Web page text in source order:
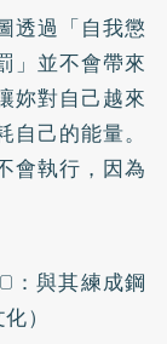
透過「自我懲
」並不會帶來
妳對自己越來
己的能量。
會執行，因為
：與其練成鋼
）